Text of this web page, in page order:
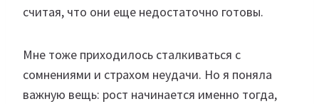
считая, что они еще недостаточно готовы.
Мне тоже приходилось сталкиваться с
сомнениями и страхом неудачи. Но я поняла
важную вещь: рост начинается именно тогда,